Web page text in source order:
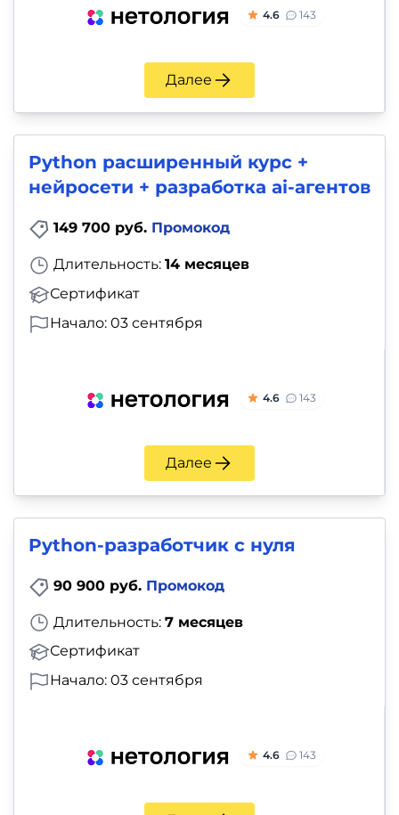
4.6 143
Далее
Python расширенный курс +
нейросети + разработка ai-агентов
149 700 руб. Промокод
Длительность: 14 месяцев
Сертификат
Начало: 03 сентября
4.6 143
Далее
Python-разработчик с нуля
90 900 руб. Промокод
Длительность: 7 месяцев
Сертификат
Начало: 03 сентября
4.6 143